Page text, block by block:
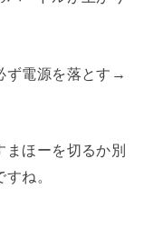
ず電源を落とす→
まほーを切るか別
ね。